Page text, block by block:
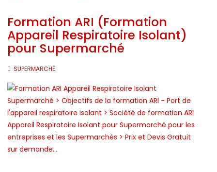
Formation ARI (Formation
Appareil Respiratoire Isolant)
pour Supermarché
SUPERMARCHÉ